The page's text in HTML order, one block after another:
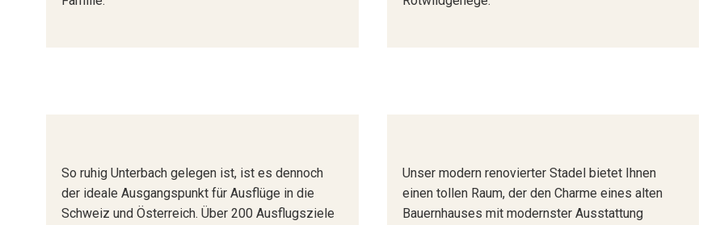
So ruhig Unterbach gelegen ist, ist es dennoch
der ideale Ausgangspunkt für Ausflüge in die
Schweiz und Österreich. Über 200 Ausflugsziele
Unser modern renovierter Stadel bietet Ihnen
einen tollen Raum, der den Charme eines alten
Bauernhauses mit modernster Ausstattung